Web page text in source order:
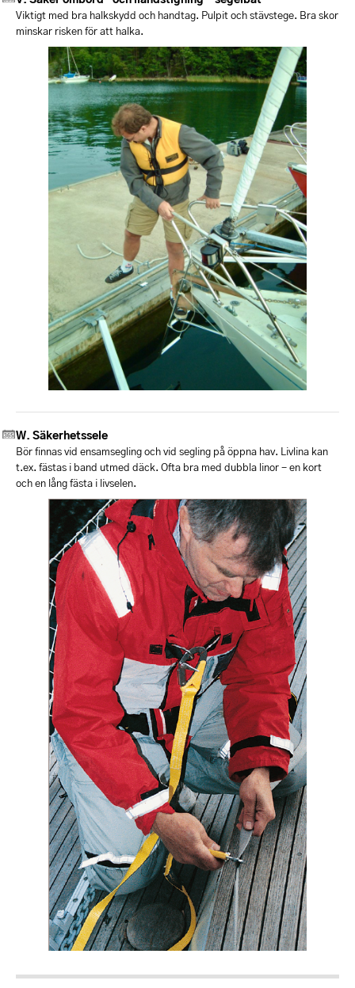
Viktigt med bra halkskydd och handtag. Pulpit och stävstege. Bra skor
minskar risken för att halka.
Säkerhetssele
Bör finnas vid ensamsegling och vid segling på öppna hav. Livlina kan
t.ex. fästas i band utmed däck. Ofta bra med dubbla linor - en kort
och en lång fästa i livselen.